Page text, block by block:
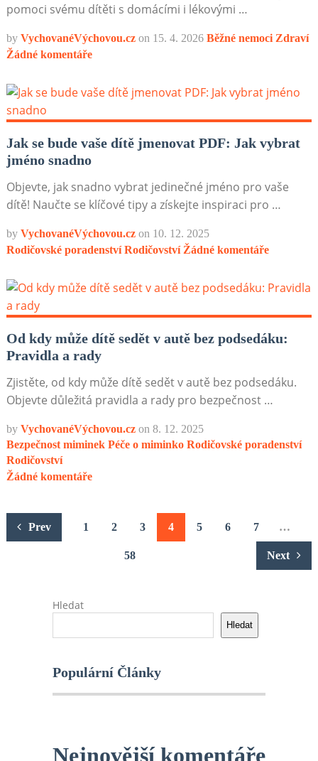
pomoci svému dítěti s domácími i lékovými …
by VychovanéVýchovou.cz on 15. 4. 2026 Běžné nemoci Zdraví
Žádné komentáře
Jak se bude vaše dítě jmenovat PDF: Jak vybrat
jméno snadno
Objevte, jak snadno vybrat jedinečné jméno pro vaše
dítě! Naučte se klíčové tipy a získejte inspiraci pro …
by VychovanéVýchovou.cz on 10. 12. 2025
Rodičovské poradenství Rodičovství Žádné komentáře
Od kdy může dítě sedět v autě bez podsedáku:
Pravidla a rady
Zjistěte, od kdy může dítě sedět v autě bez podsedáku.
Objevte důležitá pravidla a rady pro bezpečnost …
by VychovanéVýchovou.cz on 8. 12. 2025
Bezpečnost miminek Péče o miminko Rodičovské poradenství
Rodičovství
Žádné komentáře
Stránkování
Prev 1 2 3 4 5 6 7 …
58 Next
Hledat
Hledat
Populární Články
Nejnovější komentáře